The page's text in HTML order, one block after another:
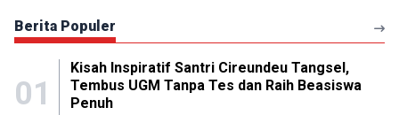
Berita Populer
01
Kisah Inspiratif Santri Cireundeu Tangsel,
Tembus UGM Tanpa Tes dan Raih Beasiswa
Penuh